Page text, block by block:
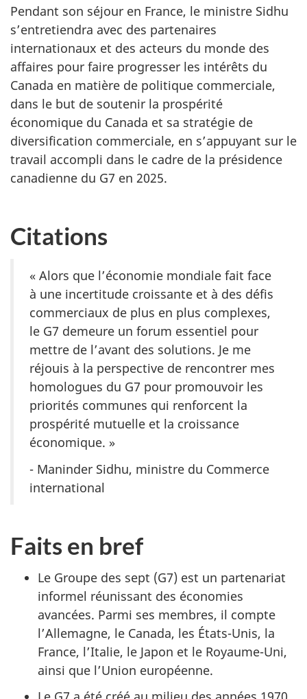
Pendant son séjour en France, le ministre Sidhu
s’entretiendra avec des partenaires
internationaux et des acteurs du monde des
affaires pour faire progresser les intérêts du
Canada en matière de politique commerciale,
dans le but de soutenir la prospérité
économique du Canada et sa stratégie de
diversification commerciale, en s’appuyant sur le
travail accompli dans le cadre de la présidence
canadienne du G7 en 2025.
Citations
« Alors que l’économie mondiale fait face
à une incertitude croissante et à des défis
commerciaux de plus en plus complexes,
le G7 demeure un forum essentiel pour
mettre de l’avant des solutions. Je me
réjouis à la perspective de rencontrer mes
homologues du G7 pour promouvoir les
priorités communes qui renforcent la
prospérité mutuelle et la croissance
économique. »
- Maninder Sidhu, ministre du Commerce
international
Faits en bref
Le Groupe des sept (G7) est un partenariat
informel réunissant des économies
avancées. Parmi ses membres, il compte
l’Allemagne, le Canada, les États-Unis, la
France, l’Italie, le Japon et le Royaume-Uni,
ainsi que l’Union européenne.